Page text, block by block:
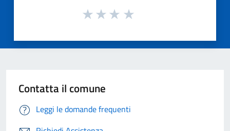
Contatta il comune
Leggi le domande frequenti